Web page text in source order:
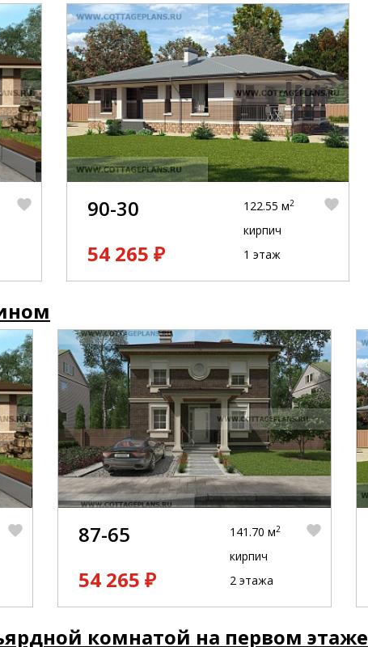
90-30
54 265 ₽
122.55 м2
кирпич
1 этаж
87-65
54 265 ₽
141.70 м2
кирпич
2 этажа
комнатой на первом этаже